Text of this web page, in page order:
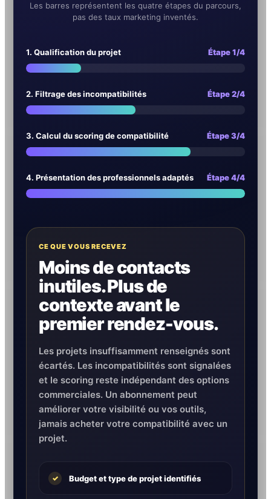
Les barres représentent les quatre étapes du parcours,
pas des taux marketing inventés.
1. Qualification du projet Étape 1/4
2. Filtrage des incompatibilités Étape 2/4
3. Calcul du scoring de compatibilité Étape 3/4
4. Présentation des professionnels adaptés Étape 4/4
CE QUE VOUS RECEVEZ
Moins de contacts
inutiles. Plus de
contexte avant le
premier rendez-vous.
Les projets insuffisamment renseignés sont
écartés. Les incompatibilités sont signalées
et le scoring reste indépendant des options
commerciales. Un abonnement peut
améliorer votre visibilité ou vos outils,
jamais acheter votre compatibilité avec un
projet.
✓ Budget et type de projet identifiés